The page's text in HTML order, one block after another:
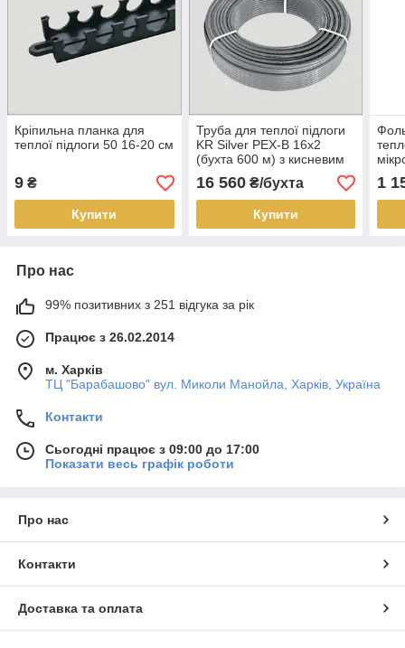
Кріпильна планка для
теплої підлоги 50 16-20 см
9 ₴
Купити
Труба для теплої підлоги
KR Silver PEX-B 16x2
(бухта 600 м) з кисневим
бар'єром
16 560₴/бухта
Купити
1
Про нас
99% позитивних з 251 відгука за рік
Працює з 26.02.2014
м. Харків
ТЦ "Барабашово" вул. Миколи Манойла, Харків, Україна
Контакти
Сьогодні працює з 09:00 до 17:00
Показати весь графік роботи
Про нас
Контакти
Доставка та оплата